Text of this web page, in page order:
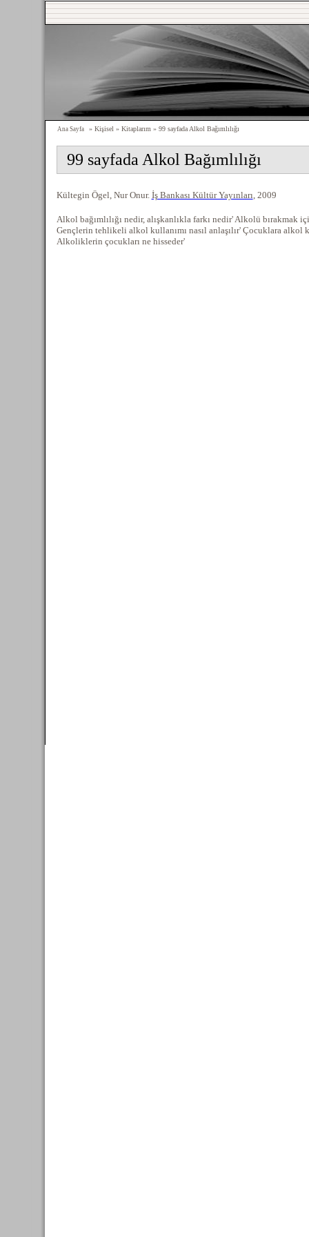
Ana Sayfa » Kişisel » Kitaplarım » 99 sayfada Alkol Bağımlılığı
99 sayfada Alkol Bağımlılığı
Kültegin Ögel, Nur Onur. İş Bankası Kültür Yayınları, 2009
Alkol bağımlılığı nedir, alışkanlıkla farkı nedir' Alkolü bırakmak
Gençlerin tehlikeli alkol kullanımı nasıl anlaşılır' Çocuklara alkol
Alkoliklerin çocukları ne hisseder'